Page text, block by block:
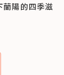
陽的四季滋